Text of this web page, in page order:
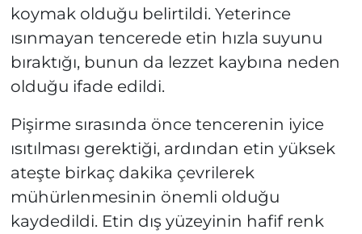
koymak olduğu belirtildi. Yeterince
ısınmayan tencerede etin hızla suyunu
bıraktığı, bunun da lezzet kaybına neden
olduğu ifade edildi.
Pişirme sırasında önce tencerenin iyice
ısıtılması gerektiği, ardından etin yüksek
ateşte birkaç dakika çevrilerek
mühürlenmesinin önemli olduğu
kaydedildi. Etin dış yüzeyinin hafif renk